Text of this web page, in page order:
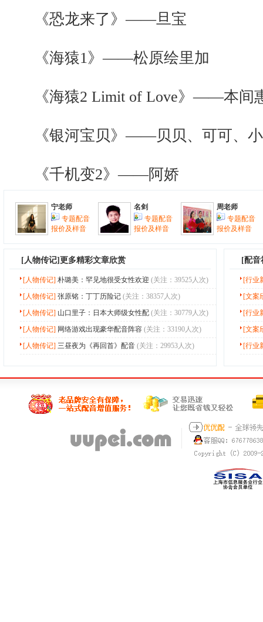
《恐龙来了》——旦宝
《海猿1》——松原绘里加
《海猿2 Limit of Love》——本间
《银河宝贝》——贝贝、可可、
《千机变2》——阿娇
宁老师
专题配音
报价及样音
名剑
专题配音
报价及样音
周老师
专题配音
报价及样音
[ 人物传记]更多精彩文章欣赏
[人物传记] 朴璐美：罕见地很受女性欢迎 (关注：39525人次)
[人物传记] 张原铭：丁丁历险记 (关注：38357人次)
[人物传记] 山口里子：日本大师级女性配 (关注：30779人次)
[人物传记] 网络游戏出现豪华配音阵容 (关注：33190人次)
[人物传记] 三昼夜为《再回首》配音 (关注：29953人次)
[配音
[行业
[文案
[行业
[文案
[行业